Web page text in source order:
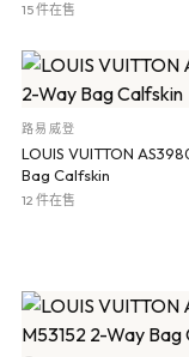
15 件在售
路易威登
LOUIS VUITTON
Bag Calfskin
12 件在售